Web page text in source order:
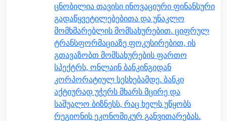
ცნობილია თავისი ინოვაციური ფინანსური
გადაწყვეტილებებითა და უნაკლო
მომხმარებლის მომსახურებით. ციფრულ
ტრანსფორმაციაზე ფოკუსირებით, ის
გთავაზობთ მომსახურების ფართო
სპექტრს, ონლაინ ბანკინგიდან
კორპორატიულ სესხებამდე. ბანკი
აქტიურად უჭერს მხარს მცირე და
საშუალო ბიზნესს, რაც ხელს უწყობს
რეგიონის ეკონომიკურ განვითარებას.